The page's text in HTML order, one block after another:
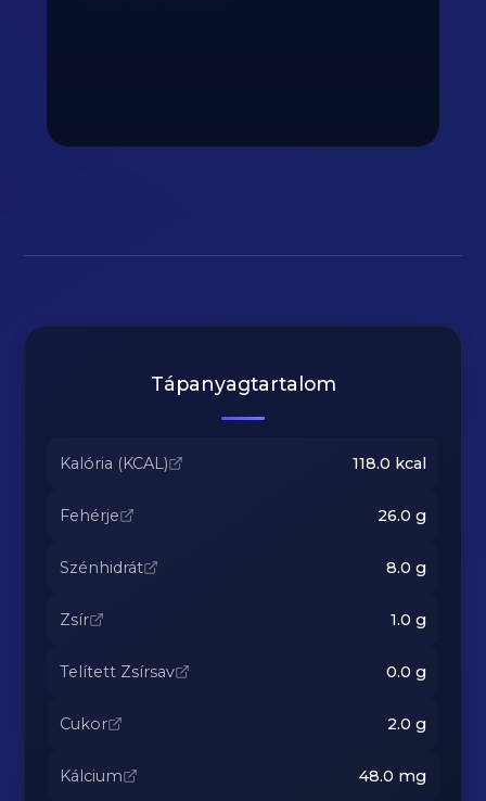
Tápanyagtartalom
Kalória (KCAL) 118.0 kcal
Fehérje 26.0 g
Szénhidrát 8.0 g
Zsír 1.0 g
Telített Zsírsav 0.0 g
Cukor 2.0 g
Kálcium 48.0 mg